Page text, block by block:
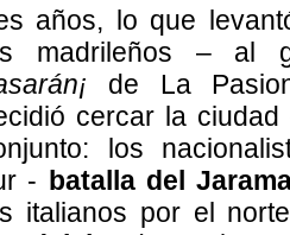
años, lo que
madrileños – al
de La
cercar la ciudad
los
- batalla del
italianos por el